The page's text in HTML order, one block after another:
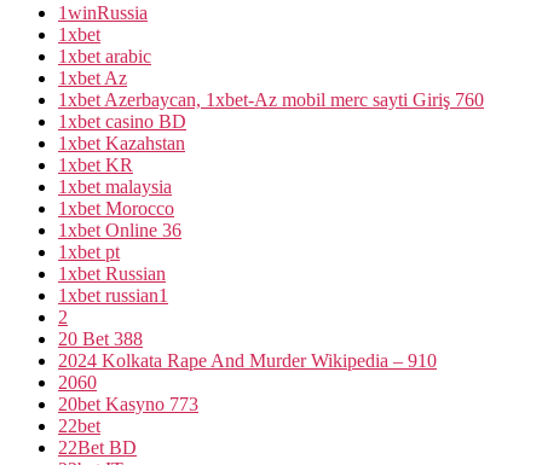
1winRussia
1xbet
1xbet arabic
1xbet Az
1xbet Azerbaycan, 1xbet-Az mobil merc sayti Giriş 760
1xbet casino BD
1xbet Kazahstan
1xbet KR
1xbet malaysia
1xbet Morocco
1xbet Online 36
1xbet pt
1xbet Russian
1xbet russian1
2
20 Bet 388
2024 Kolkata Rape And Murder Wikipedia – 910
2060
20bet Kasyno 773
22bet
22Bet BD